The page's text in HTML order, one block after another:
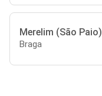
Merelim (São Paio)
Braga